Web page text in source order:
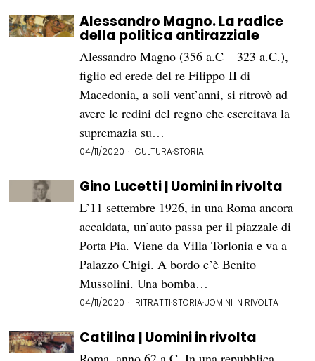
Alessandro Magno. La radice
della politica antirazziale
Alessandro Magno (356 a.C – 323 a.C.),
figlio ed erede del re Filippo II di
Macedonia, a soli vent’anni, si ritrovò ad
avere le redini del regno che esercitava la
supremazia su…
04/11/2020 CULTURA·STORIA
Gino Lucetti | Uomini in rivolta
L’11 settembre 1926, in una Roma ancora
accaldata, un’auto passa per il piazzale di
Porta Pia. Viene da Villa Torlonia e va a
Palazzo Chigi. A bordo c’è Benito
Mussolini. Una bomba…
04/11/2020 RITRATTI·STORIA·UOMINI IN RIVOLTA
Catilina | Uomini in rivolta